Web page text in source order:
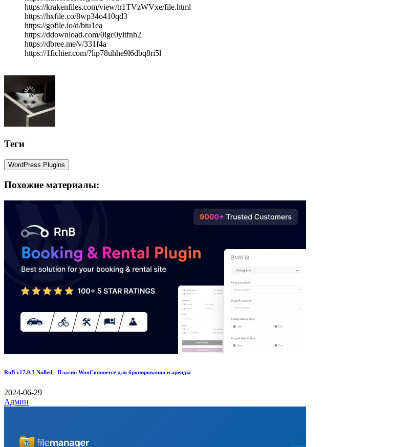
https://krakenfiles.com/view/tr1TVzWVxe/file.html
https://hxfile.co/8wp34o410qd3
https://gofile.io/d/btu1ea
https://ddownload.com/0igc0yitfnh2
https://dbree.me/v/331f4a
https://1fichier.com/?lip78uhhe9l6dbq8ri5l
Теги
WordPress Plugins
Похожие материалы:
RnB v17.0.3 Nulled - Плагин WooCommerce для бронирования и аренды
2024-06-29
Админ